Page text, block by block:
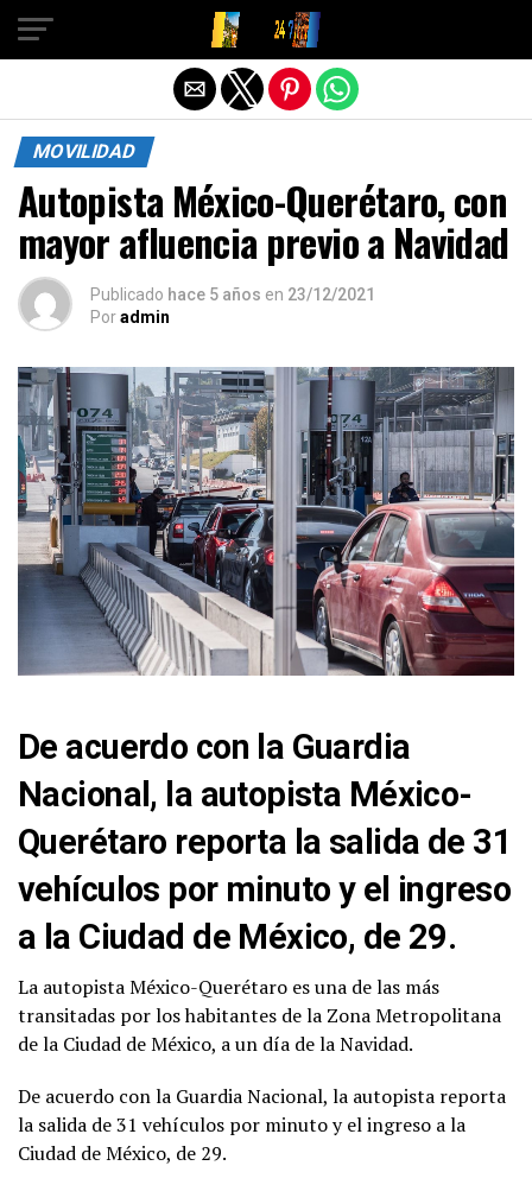
MOVILIDAD
Autopista México-Querétaro, con
mayor afluencia previo a Navidad
Publicado hace 5 años en 23/12/2021
Poradmin
De acuerdo con la Guardia
Nacional, la autopista México-
Querétaro reporta la salida de 31
vehículos por minuto y el ingreso
a la Ciudad de México, de 29.
La autopista México-Querétaro es una de las más
transitadas por los habitantes de la Zona Metropolitana
de la Ciudad de México, a un día de la Navidad.
De acuerdo con la Guardia Nacional, la autopista reporta
la salida de 31 vehículos por minuto y el ingreso a la
Ciudad de México, de 29.
Salir de la versión móvil